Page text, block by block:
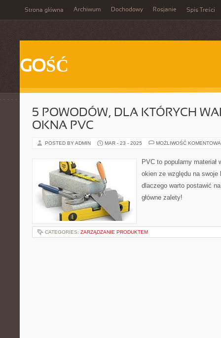
Strona główna Archiwum Dochodowy Rosjanie Spis Treści
GOŚĆ
5 POWODÓW, DLA KTÓRYCH
OKNA PVC
POSTED BY ADMIN MAR - 23 - 2025 MOŻLIWOŚĆ
PVC to popularny
okien ze względu na
dlaczego warto postawić
główne zalety!
CATEGORIES: ZARZĄDZANIE PRODUKTEM